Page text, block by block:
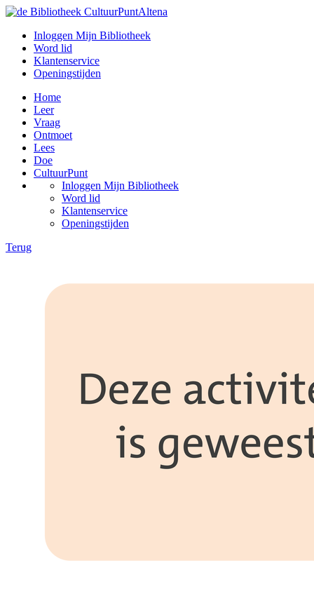
Inloggen Mijn Bibliotheek
Word lid
Klantenservice
Openingstijden
Home
Leer
Vraag
Ontmoet
Lees
Doe
CultuurPunt
Inloggen Mijn Bibliotheek
Word lid
Klantenservice
Openingstijden
Terug